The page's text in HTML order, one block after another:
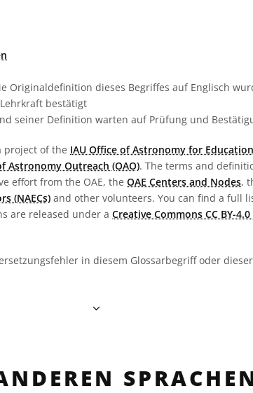
Originaldefinition dieses Begriffes auf Englisch
bestätigt
seiner Definition warten auf Prüfung und
project of the IAU Office of Astronomy for Education
Astronomy Outreach (OAO). The terms and
effort from the OAE, the OAE Centers and Nodes,
(NAECs) and other volunteers. You can find a full
are released under a Creative Commons CC BY-
in diesem Glossarbegriff oder